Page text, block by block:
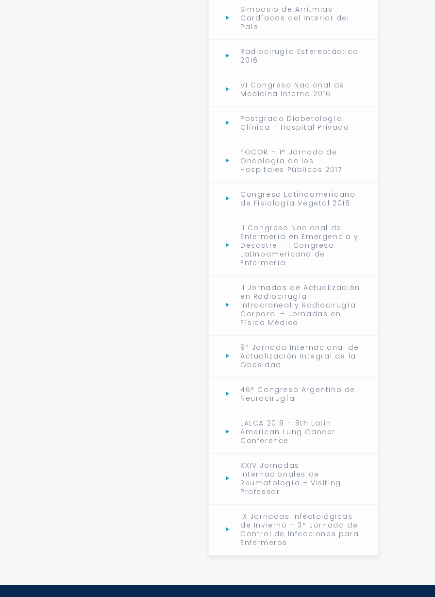
Simposio de Arritmias
Cardíacas del Interior del
País
Radiocirugía Estereotáctica
2016
VI Congreso Nacional de
Medicina Interna 2016
Postgrado Diabetología
Clínica – Hospital Privado
FOCOR – 1° Jornada de
Oncología de los
Hospitales Públicos 2017
Congreso Latinoamericano
de Fisiología Vegetal 2018
II Congreso Nacional de
Enfermería en Emergencia y
Desastre – I Congreso
Latinoamericano de
Enfermería
II Jornadas de Actualización
en Radiocirugía
Intracraneal y Radiocirugía
Corporal – Jornadas en
Física Médica
9ª Jornada Internacional de
Actualización Integral de la
Obesidad
46° Congreso Argentino de
Neurocirugía
LALCA 2018 – 8th Latin
American Lung Cancer
Conference
XXIV Jornadas
Internacionales de
Reumatología – Visiting
Professor
IX Jornadas Infectológicas
de Invierno – 3° Jornada de
Control de Infecciones para
Enfermeros